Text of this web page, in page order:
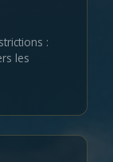
:
les